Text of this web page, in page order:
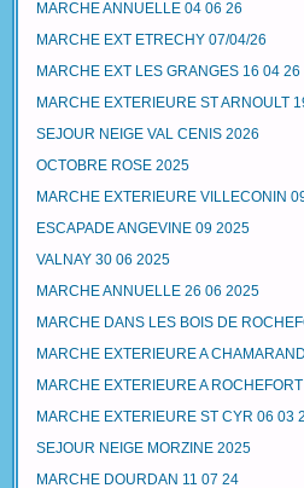
MARCHE ANNUELLE 04 06 26
MARCHE EXT ETRECHY 07/04/26
MARCHE EXT LES GRANGES 16 04 26
MARCHE EXTERIEURE ST ARNOULT
SEJOUR NEIGE VAL CENIS 2026
OCTOBRE ROSE 2025
MARCHE EXTERIEURE VILLECONIN
ESCAPADE ANGEVINE 09 2025
VALNAY 30 06 2025
MARCHE ANNUELLE 26 06 2025
MARCHE DANS LES BOIS DE
MARCHE EXTERIEURE A
MARCHE EXTERIEURE A
MARCHE EXTERIEURE ST CYR 06 03
SEJOUR NEIGE MORZINE 2025
MARCHE DOURDAN 11 07 24